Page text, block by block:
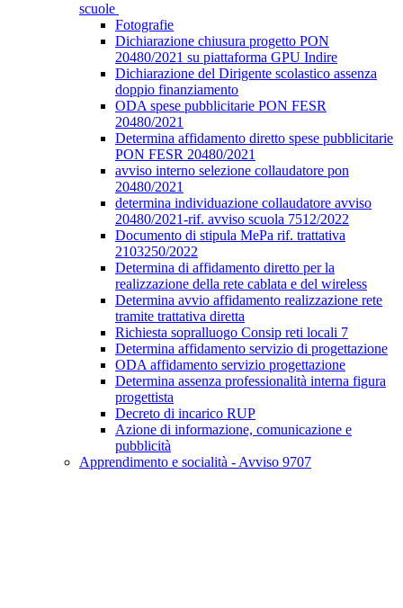
scuole
Fotografie
Dichiarazione chiusura progetto PON
20480/2021 su piattaforma GPU Indire
Dichiarazione del Dirigente scolastico assenza
doppio finanziamento
ODA spese pubblicitarie PON FESR
20480/2021
Determina affidamento diretto spese pubblicitarie
PON FESR 20480/2021
avviso interno selezione collaudatore pon
20480/2021
determina individuazione collaudatore avviso
20480/2021-rif. avviso scuola 7512/2022
Documento di stipula MePa rif. trattativa
2103250/2022
Determina di affidamento diretto per la
realizzazione della rete cablata e del wireless
Determina avvio affidamento realizzazione rete
tramite trattativa diretta
Richiesta sopralluogo Consip reti locali 7
Determina affidamento servizio di progettazione
ODA affidamento servizio progettazione
Determina assenza professionalità interna figura
progettista
Decreto di incarico RUP
Azione di informazione, comunicazione e
pubblicità
Apprendimento e socialità - Avviso 9707